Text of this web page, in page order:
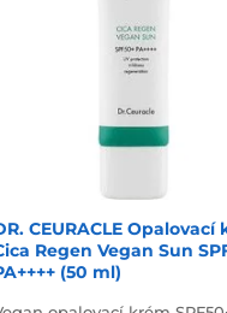
CEURACLE Opalovací
Regen Vegan Sun
(50 ml)